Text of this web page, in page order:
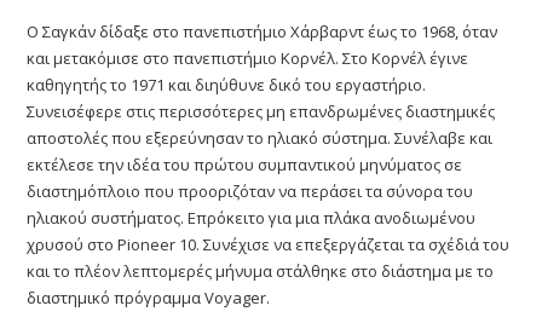
Ο Σαγκάν δίδαξε στο πανεπιστήμιο Χάρβαρντ έως το 1968, όταν
και μετακόμισε στο πανεπιστήμιο Κορνέλ. Στο Κορνέλ έγινε
καθηγητής το 1971 και διηύθυνε δικό του εργαστήριο.
Συνεισέφερε στις περισσότερες μη επανδρωμένες διαστημικές
αποστολές που εξερεύνησαν το ηλιακό σύστημα. Συνέλαβε και
εκτέλεσε την ιδέα του πρώτου συμπαντικού μηνύματος σε
διαστημόπλοιο που προοριζόταν να περάσει τα σύνορα του
ηλιακού συστήματος. Επρόκειτο για μια πλάκα ανοδιωμένου
χρυσού στο Pioneer 10. Συνέχισε να επεξεργάζεται τα σχέδιά του
και το πλέον λεπτομερές μήνυμα στάλθηκε στο διάστημα με το
διαστημικό πρόγραμμα Voyager.